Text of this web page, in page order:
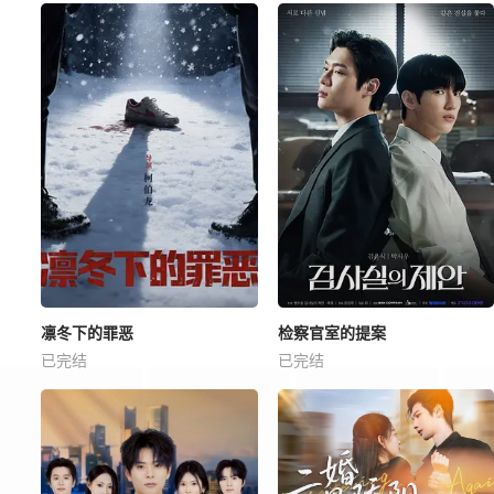
凛冬下的罪恶
已完结
检察官室的提案
已完结